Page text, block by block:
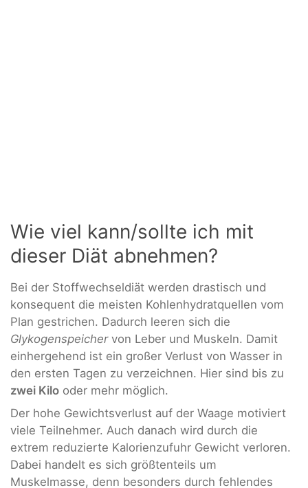
Wie viel kann/sollte ich mit
dieser Diät abnehmen?
Bei der Stoffwechseldiät werden drastisch und
konsequent die meisten Kohlenhydratquellen vom
Plan gestrichen. Dadurch leeren sich die
Glykogenspeichervon Leber und Muskeln. Damit
einhergehend ist ein großer Verlust von Wasser in
den ersten Tagen zu verzeichnen. Hier sind bis zu
zwei Kilo oder mehr möglich.
Der hohe Gewichtsverlust auf der Waage motiviert
viele Teilnehmer. Auch danach wird durch die
extrem reduzierte Kalorienzufuhr Gewicht verloren.
Dabei handelt es sich größtenteils um
Muskelmasse, denn besonders durch fehlendes